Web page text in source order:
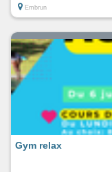
Embrun
Gym relax